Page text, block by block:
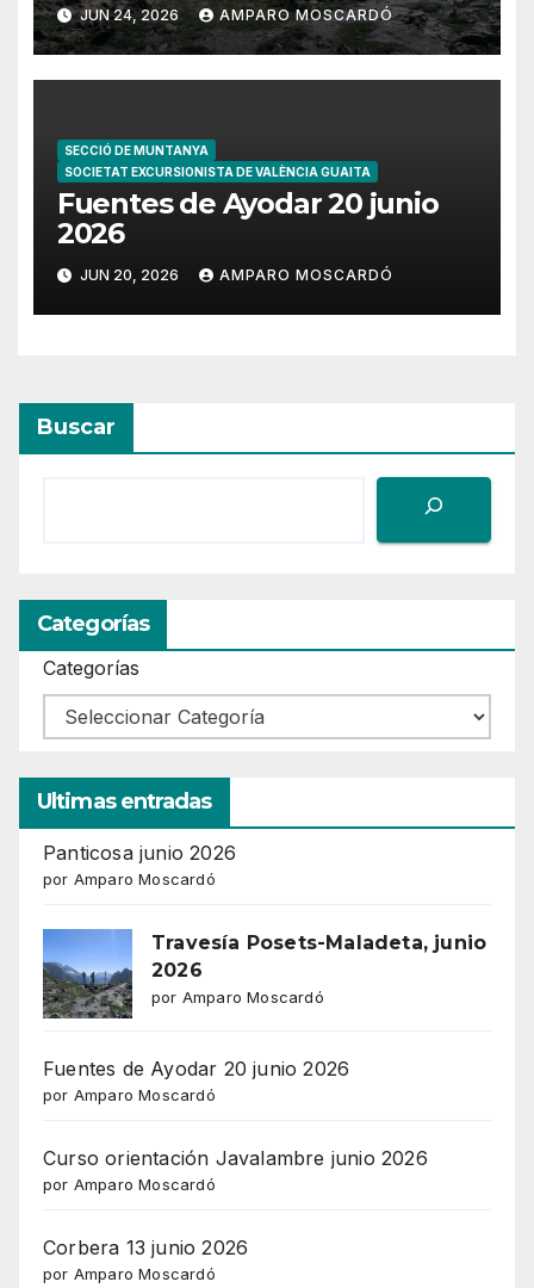
JUN 24, 2026 AMPARO MOSCARDÓ
SECCIÓ DE MUNTANYA
SOCIETAT EXCURSIONISTA DE VALÈNCIA GUAITA
Fuentes de Ayodar 20 junio
2026
JUN 20, 2026 AMPARO MOSCARDÓ
Buscar
Categorías
Categorías
Ultimas entradas
Panticosa junio 2026
por Amparo Moscardó
Travesía Posets-Maladeta, junio
2026
por Amparo Moscardó
Fuentes de Ayodar 20 junio 2026
por Amparo Moscardó
Curso orientación Javalambre junio 2026
por Amparo Moscardó
Corbera 13 junio 2026
por Amparo Moscardó